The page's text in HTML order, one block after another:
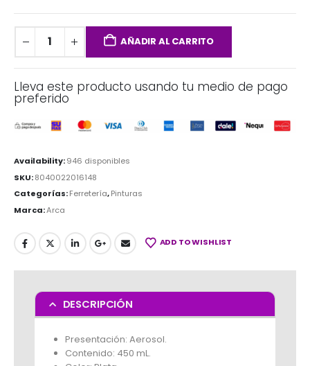
AÑADIR AL CARRITO
Lleva este producto usando tu medio de pago
preferido
Availability:946 disponibles
SKU:8040022016148
Categorías:Ferretería,Pinturas
Marca:Arca
ADD TO WISHLIST
DESCRIPCIÓN
Presentación: Aerosol.
Contenido: 450 mL.